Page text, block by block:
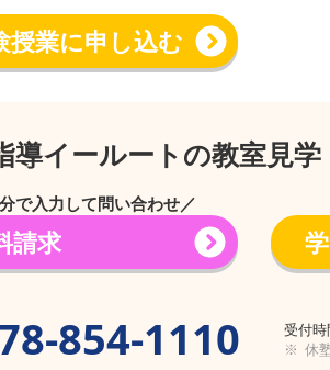
業に申し込む
導イールートの教室見学
で入力して問い合わせ／
料請求 学
854-1110
受付時
※ 休